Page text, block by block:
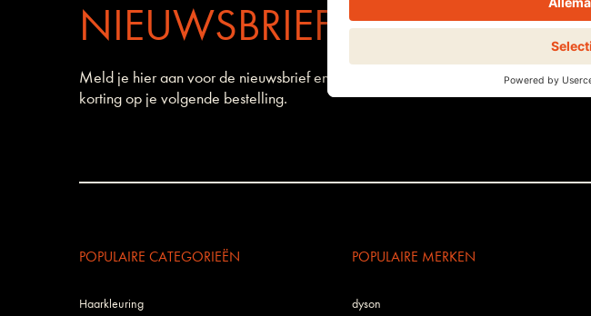
NIEUWSBRIEF
Meld je hier aan voor de nieuwsbrief en ontvang 10%
korting op je volgende bestelling.
POPULAIRE CATEGORIEËN
Haarkleuring
POPULAIRE MERKEN
dyson